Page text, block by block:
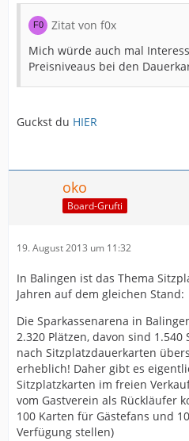
Zitat von f0x
Mich würde auch mal
Preisniveaus bei den
Guckst du HIER
oko
Board-Grufti
19. August 2013 um 11:32
In Balingen ist das Thema
Jahren auf dem gleichen Stand:
Die Sparkassenarena in
2.320 Plätzen, davon sind
nach Sitzplatzdauerkarten
erheblich! Daher gibt es
Sitzplatzkarten im freien
vom Gastverein als Rückläufer
100 Karten für Gästefans und
Verfügung stellen)